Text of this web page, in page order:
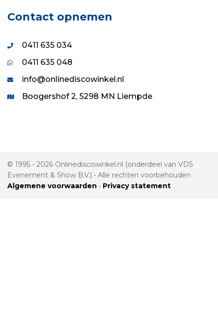
Contact opnemen
0411 635 034
0411 635 048
info@onlinediscowinkel.nl
Boogershof 2, 5298 MN Liempde
© 1995 - 2026 Onlinediscowinkel.nl (onderdeel van VDS
Evenement & Show B.V.) • Alle rechten voorbehouden
Algemene voorwaarden • Privacy statement